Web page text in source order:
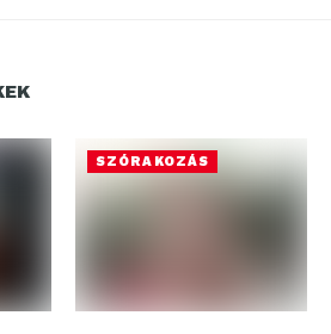
SZÓRAKOZÁS